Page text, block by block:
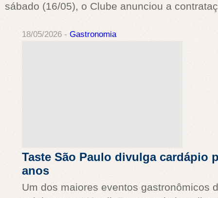
sábado (16/05), o Clube anunciou a
18/05/2026 - Gastronomia
Taste São Paulo divulga cardápio
anos
Um dos maiores eventos gastronômicos